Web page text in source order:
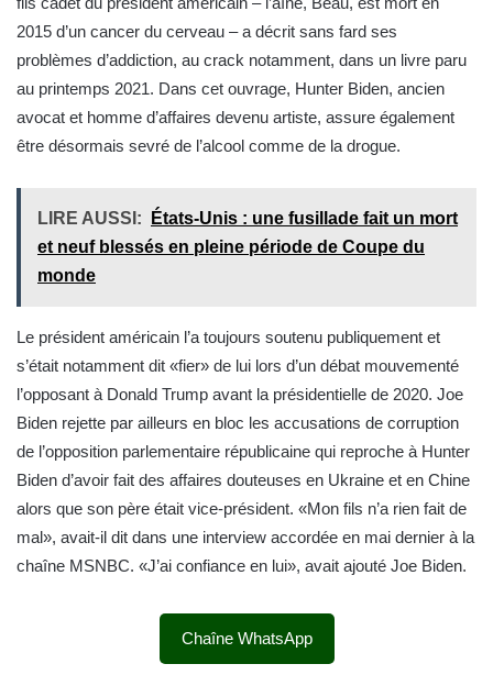
2015 d’un cancer du cerveau – a décrit sans fard ses
problèmes d’addiction, au crack notamment, dans un livre paru
au printemps 2021. Dans cet ouvrage, Hunter Biden, ancien
avocat et homme d’affaires devenu artiste, assure également
être désormais sevré de l’alcool comme de la drogue.
LIRE AUSSI:
États-Unis : une fusillade fait un mort
et neuf blessés en pleine période de Coupe du
monde
Le président américain l’a toujours soutenu publiquement et
s’était notamment dit «fier» de lui lors d’un débat mouvementé
l’opposant à Donald Trump avant la présidentielle de 2020. Joe
Biden rejette par ailleurs en bloc les accusations de corruption
de l’opposition parlementaire républicaine qui reproche à Hunter
Biden d’avoir fait des affaires douteuses en Ukraine et en Chine
alors que son père était vice-président. «Mon fils n’a rien fait de
mal», avait-il dit dans une interview accordée en mai dernier à la
chaîne MSNBC. «J’ai confiance en lui», avait ajouté Joe Biden.
Chaîne WhatsApp